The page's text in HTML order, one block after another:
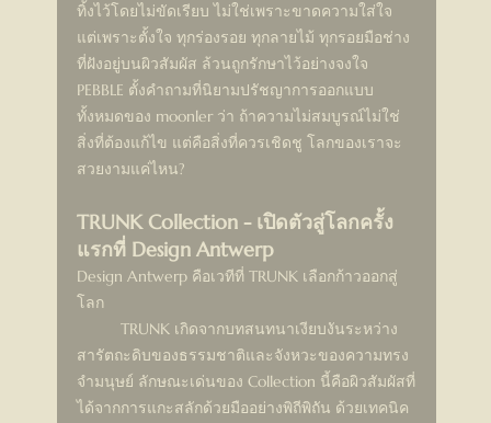
ทิ้งไว้โดยไม่ขัดเรียบ ไม่ใช่เพราะขาดความใส่ใจ
แต่เพราะตั้งใจ ทุกร่องรอย ทุกลายไม้ ทุกรอยมือช่าง
ที่ฝังอยู่บนผิวสัมผัส ล้วนถูกรักษาไว้อย่างจงใจ
PEBBLE ตั้งคำถามที่นิยามปรัชญาการออกแบบ
ทั้งหมดของ moonler ว่า ถ้าความไม่สมบูรณ์ไม่ใช่
สิ่งที่ต้องแก้ไข แต่คือสิ่งที่ควรเชิดชู โลกของเราจะ
สวยงามแค่ไหน?
TRUNK Collection - เปิดตัวสู่โลกครั้ง
แรกที่ Design Antwerp
Design Antwerp คือเวทีที่ TRUNK เลือกก้าวออกสู่
โลก
สารัตถะดิบของธรรมชาติและจังหวะของความทรง
จำมนุษย์ ลักษณะเด่นของ Collection นี้คือผิวสัมผัสที่
ได้จากการแกะสลักด้วยมืออย่างพิถีพิถัน ด้วยเทคนิค